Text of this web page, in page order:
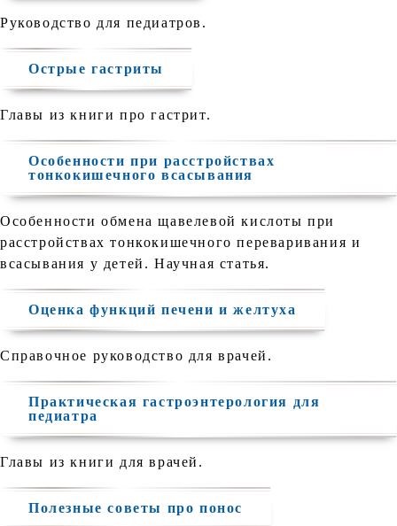
Руководство для педиатров.
Оcтрые гастриты
Главы из книги про гастрит.
Особенности при расстройствах
тонкокишечного всасывания
Особенности обмена щавелевой кислоты при
расстройствах тонкокишечного переваривания и
всасывания у детей. Научная статья.
Оценка функций печени и желтуха
Справочное руководство для врачей.
Практическая гастроэнтерология для
педиатра
Главы из книги для врачей.
Полезные советы про понос